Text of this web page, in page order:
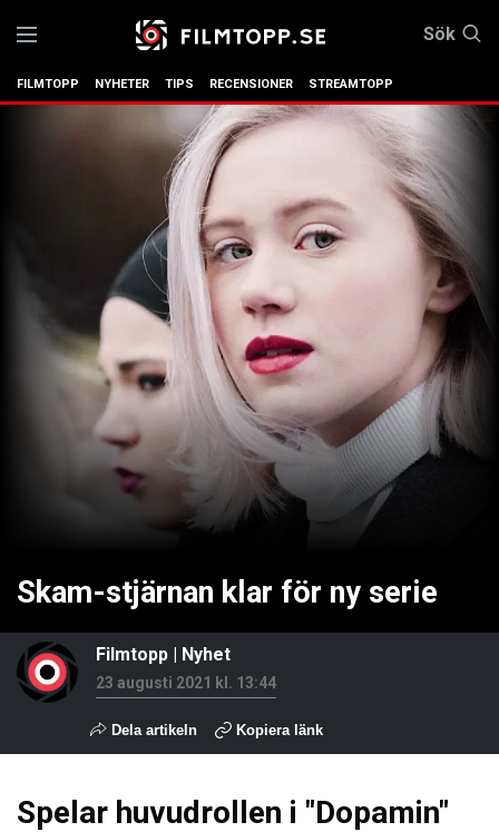
Sök
FILMTOPP NYHETER TIPS RECENSIONER STREAMTOPP
Skam-stjärnan klar för ny serie
Filmtopp | Nyhet
23 augusti 2021 kl. 13:44
Dela artikeln Kopiera länk
Spelar huvudrollen i "Dopamin"